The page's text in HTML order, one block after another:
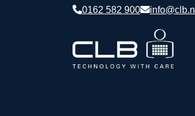
0162 582 900 info@clb.nl